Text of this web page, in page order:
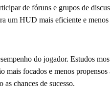
de fóruns e grupos de
um HUD mais eficiente e
do jogador. Estudos
focados e menos
chances de sucesso.